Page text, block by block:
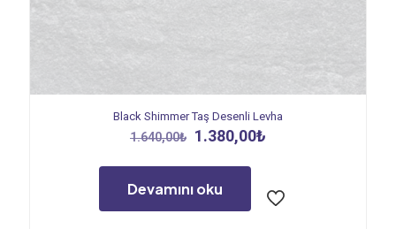
Black Shimmer Taş Desenli Levha
1.640,00₺ Orijinal
1.640,00₺.
1.380,00₺
Devamını oku